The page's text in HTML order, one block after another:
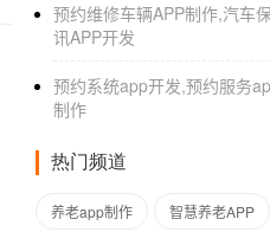
预约维修车辆APP制作,汽车
讯APP开发
预约系统app开发,预约服务
制作
热门频道
养老app制作 智慧养老APP